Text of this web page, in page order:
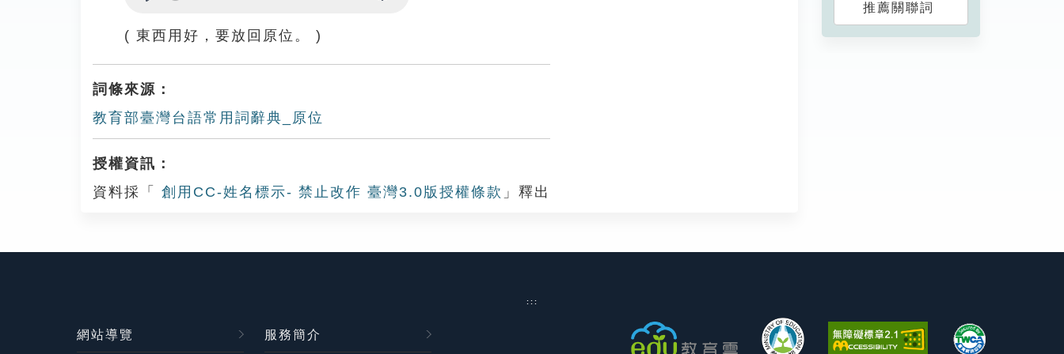
( 東西用好，要放回原位。 )
詞條來源：
教育部臺灣台語常用詞辭典_原位
授權資訊：
資料採「
創用CC-姓名標示- 禁止改作 臺灣3.0版授權條款 」釋出
推薦關聯詞
:::
網站導覽 服務簡介